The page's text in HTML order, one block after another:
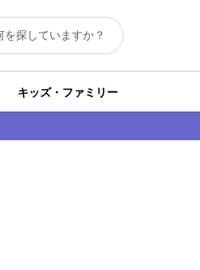
キッズ・ファミリー